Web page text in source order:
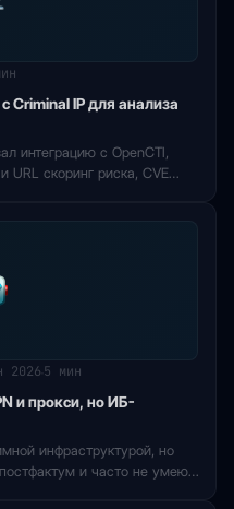
Criminal IP для анализа
интеграцию с OpenCTI,
URL скоринг риска, CVE…
2026 5 мин
и прокси, но ИБ-
инфраструктурой, но
и часто не умеют